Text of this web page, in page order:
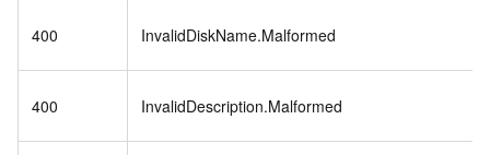
400 InvalidDiskName.Malformed
400 InvalidDescription.Malformed